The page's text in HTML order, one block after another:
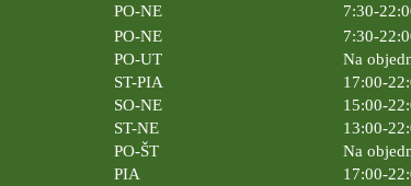
PO-NE
7:30-
PO-NE
7:30-
PO-UT
Na
ST-PIA
17:00-
SO-NE
15:00-
ST-NE
13:00-
PO-ŠT
Na
PIA
17:00-